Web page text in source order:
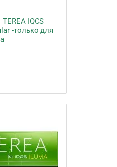
IQOS
-только для